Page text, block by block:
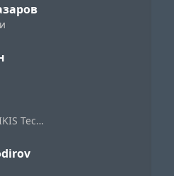
Видели ночь (MIKIS Techno Flip)